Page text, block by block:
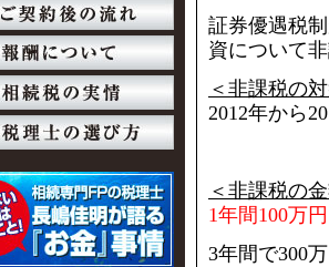
証券優遇税
資について
＜非課税の
2012年から
＜非課税の
1年間100万
3年間で300